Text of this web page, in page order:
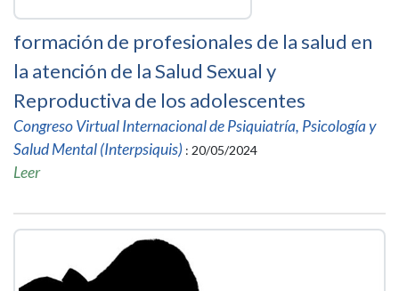
formación de profesionales de la salud en
la atención de la Salud Sexual y
Reproductiva de los adolescentes
Congreso Virtual Internacional de Psiquiatría, Psicología y
Salud Mental (Interpsiquis) : 20/05/2024
Leer